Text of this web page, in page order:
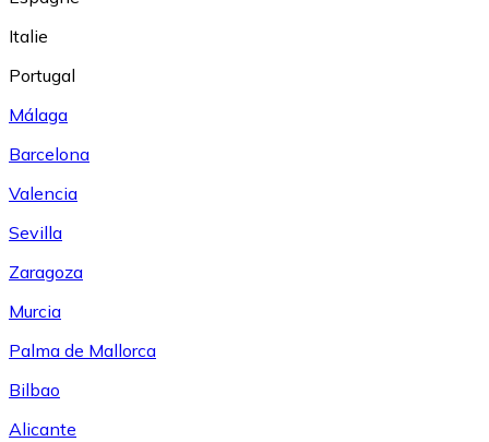
Italie
Portugal
Málaga
Barcelona
Valencia
Sevilla
Zaragoza
Murcia
Palma de Mallorca
Bilbao
Alicante